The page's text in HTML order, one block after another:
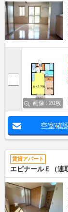
画像 : 20枚
空室確
賃貸アパート
エピナールＥ（連